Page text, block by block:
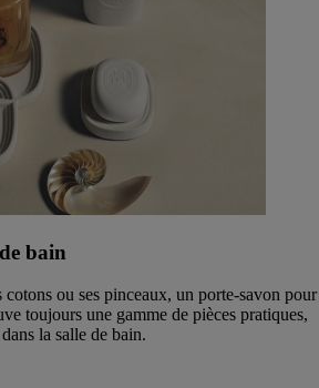
bain
ou ses pinceaux, un porte-savon pour
toujours une gamme de pièces pratiques,
la salle de bain.